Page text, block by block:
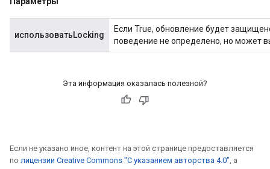
использоватьLocking
Если True, обновление будет
поведение не определено, но может
Эта информация оказалась полезной?
Если не указано иное, контент на этой странице предоставляется
по лицензии Creative Commons "С указанием авторства 4.0", а